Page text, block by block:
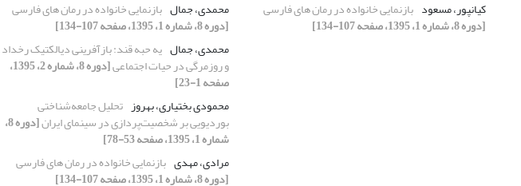
کیانپور، مسعود بازنمایی خانواده در رمان‏ های فارسی
[دوره 8، شماره 1، 1395، صفحه 107-134]
محمدی، جمال بازنمایی خانواده در رمان‏ های فارسی
[دوره 8، شماره 1، 1395، صفحه 107-134]
محمدی، جمال یه حبه قند: بازآفرینی دیالکتیک رخداد
و روزمرگی در حیات اجتماعی [دوره 8، شماره 2، 1395،
صفحه 1-23]
محمودی بختیاری، بهروز تحلیل جامعه‌شناختی
بوردیویی بر شخصیت‌پردازی در سینمای ایران [دوره 8،
شماره 1، 1395، صفحه 53-78]
مرادی، مهدی بازنمایی خانواده در رمان‏ های فارسی
[دوره 8، شماره 1، 1395، صفحه 107-134]